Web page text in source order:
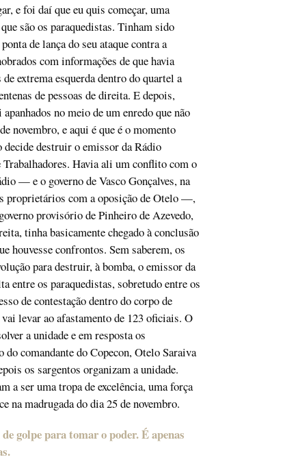
e foi daí que eu quis começar, uma
são os paraquedistas. Tinham sido
de lança do seu ataque contra a
com informações de que havia
extrema esquerda dentro do quartel a
de pessoas de direita. E depois,
no meio de um enredo que não
novembro, e aqui é que é o momento
destruir o emissor da Rádio
Trabalhadores. Havia ali um conflito com o
— e o governo de Vasco Gonçalves, na
proprietários com a oposição de Otelo —,
provisório de Pinheiro de Azevedo,
tinha basicamente chegado à conclusão
houvesse confrontos. Sem saberem, os
para destruir, à bomba, o emissor da
entre os paraquedistas, sobretudo entre os
de contestação dentro do corpo de
levar ao afastamento de 123 oficiais. O
a unidade e em resposta os
comandante do Copecon, Otelo Saraiva
os sargentos organizam a unidade.
a ser uma tropa de excelência, uma força
na madrugada do dia 25 de novembro.
golpe para tomar o poder. É apenas